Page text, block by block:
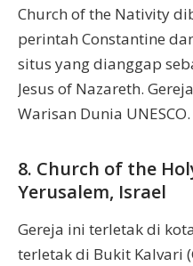
Church of the Nativity
perintah Constantine
situs yang dianggap
Jesus of Nazareth.
Warisan Dunia UNESCO.
8. Church of the
Yerusalem, Israel
Gereja ini terletak di
terletak di Bukit Kalvari